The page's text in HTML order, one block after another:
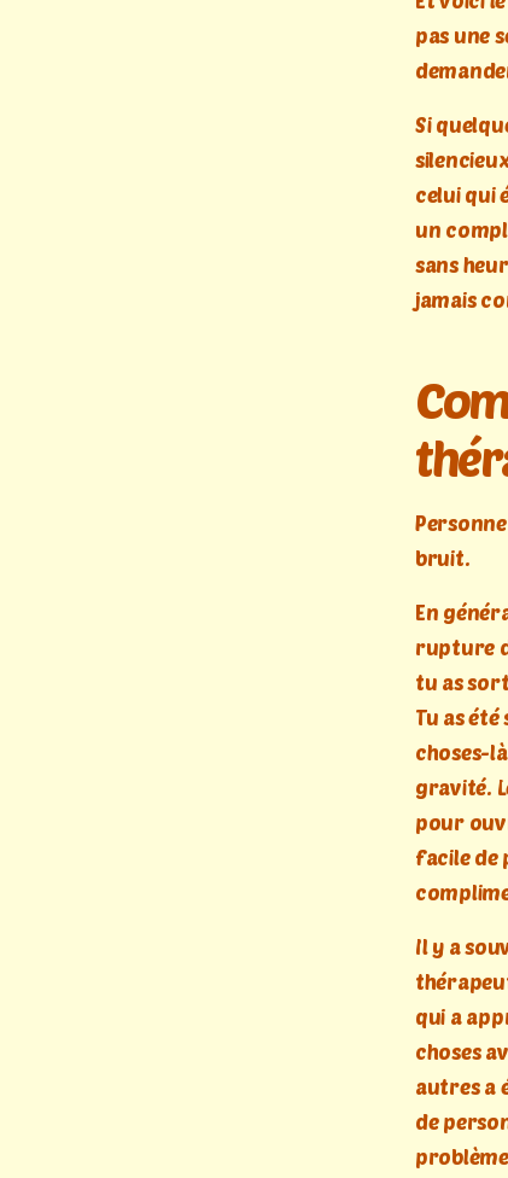
pas une
Si
celui qui
un
sans
jamais
bruit.
En
rupture
tu as
Tu as
choses-
gravité.
pour
facile de
Il y a
qui a
choses
autres a
de